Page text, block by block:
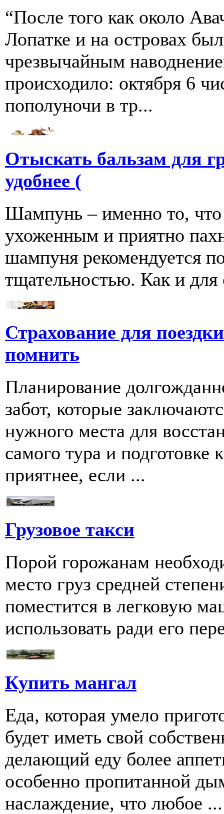
“После того как около
Лопатке и на островах
чрезвычайным
происходило: октября 6
пополуночи в тр...
Отыскать бальзам для
удобнее (
Шампунь – именно то, что
ухоженным и приятно
шампуня рекомендуется
тщательностью. Как и для
Страхование для
помнить
Планирование
забот, которые
нужного места для
самого тура и подготовке
приятнее, если ...
Грузовое такси
Порой горожанам
место груз средней
поместится в легковую
использовать ради его
Купить мангал
Еда, которая умело
будет иметь свой
делающий еду более
особенно пропитанной
наслаждение, что любое ...